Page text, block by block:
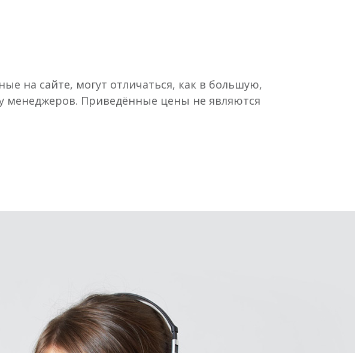
на сайте, могут отличаться, как в большую,
менеджеров. Приведённые цены не являются